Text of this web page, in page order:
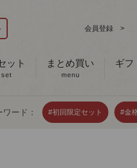
会員登録 >
ット
set
まとめ買い
menu
ギフ
ード： #初回限定セット #金